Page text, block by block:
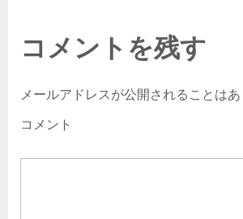
コメントを残す
メールアドレスが公開されることはあ
コメント